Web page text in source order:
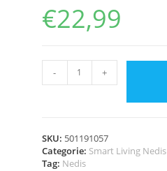
€22,99
- +
SKU: 501191057
Categorie: Smart Living Nedis
Tag: Nedis